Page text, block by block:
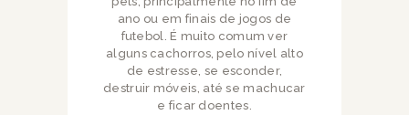
ano ou em finais de jogos de
futebol. É muito comum ver
alguns cachorros, pelo nível alto
de estresse, se esconder,
destruir móveis, até se machucar
e ficar doentes.